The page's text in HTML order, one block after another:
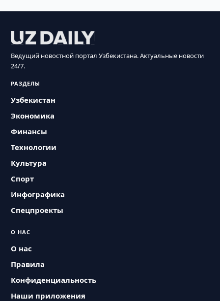
Ведущий новостной портал Узбекистана. Актуальные новости
24/7.
РАЗДЕЛЫ
Узбекистан
Экономика
Финансы
Технологии
Культура
Спорт
Инфографика
Спецпроекты
О НАС
О нас
Правила
Конфиденциальность
Наши приложения